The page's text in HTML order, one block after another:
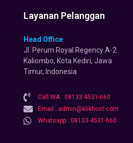
Layanan Pelanggan
Head Office
Jl. Perum Royal Regency A-2
Kaliombo, Kota Kediri, Jawa
Timur, Indonesia
Call WA : 08133-4531-660
Email : admin@klikhost.com
Whatsapp : 08133-4531-660